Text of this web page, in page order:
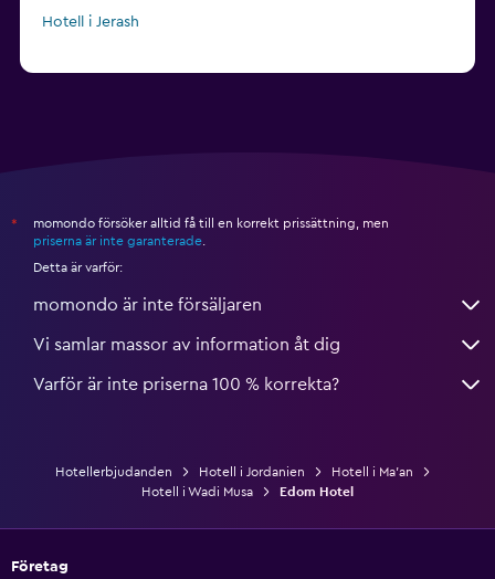
Hotell i Jerash
*
momondo försöker alltid få till en korrekt prissättning, men
priserna är inte garanterade
Detta är varför:
momondo är inte försäljaren
Vi samlar massor av information åt dig
Varför är inte priserna 100 % korrekta?
Hotellerbjudanden Hotell i Jordanien
Hotell i Ma'an
Hotell i Wadi Musa
Edom Hotel
Företag